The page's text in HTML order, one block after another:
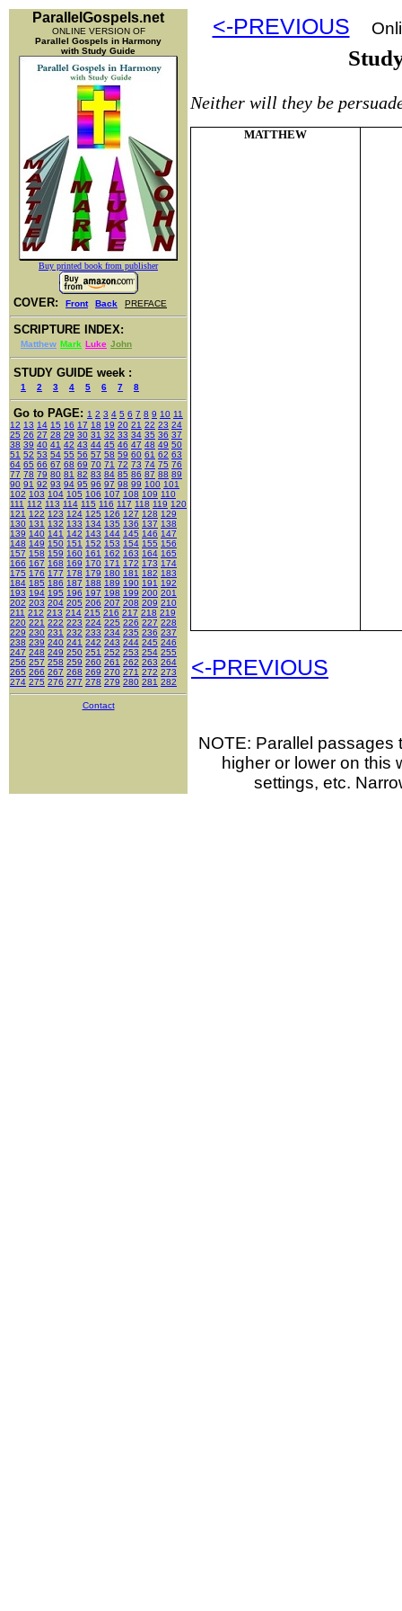
ParallelGospels.net
ONLINE VERSION OF
Parallel Gospels in Harmony
with Study Guide
Buy printed book from publisher
COVER: Front Back PREFACE
SCRIPTURE INDEX:
Matthew Mark Luke John
STUDY GUIDE week :
1 2 3 4 5 6 7 8
Go to PAGE: 1 2 3 4 5 6 7 8 9 10 11
12 13 14 15 16 17 18 19 20 21 22 23 24
25 26 27 28 29 30 31 32 33 34 35 36 37
38 39 40 41 42 43 44 45 46 47 48 49 50
51 52 53 54 55 56 57 58 59 60 61 62 63
64 65 66 67 68 69 70 71 72 73 74 75 76
77 78 79 80 81 82 83 84 85 86 87 88 89
90 91 92 93 94 95 96 97 98 99 100 101
102 103 104 105 106 107 108 109 110
111 112 113 114 115 116 117 118 119 120
121 122 123 124 125 126 127 128 129
130 131 132 133 134 135 136 137 138
139 140 141 142 143 144 145 146 147
148 149 150 151 152 153 154 155 156
157 158 159 160 161 162 163 164 165
166 167 168 169 170 171 172 173 174
175 176 177 178 179 180 181 182 183
184 185 186 187 188 189 190 191 192
193 194 195 196 197 198 199 200 201
202 203 204 205 206 207 208 209 210
211 212 213 214 215 216 217 218 219
220 221 222 223 224 225 226 227 228
229 230 231 232 233 234 235 236 237
238 239 240 241 242 243 244 245 246
247 248 249 250 251 252 253 254 255
256 257 258 259 260 261 262 263 264
265 266 267 268 269 270 271 272 273
274 275 276 277 278 279 280 281 282
Contact
<-PREVIOUS
Neither will they be
MATTHEW
<-PREVIOUS
NOTE: Parallel passages
higher or lower on this
settings, etc.